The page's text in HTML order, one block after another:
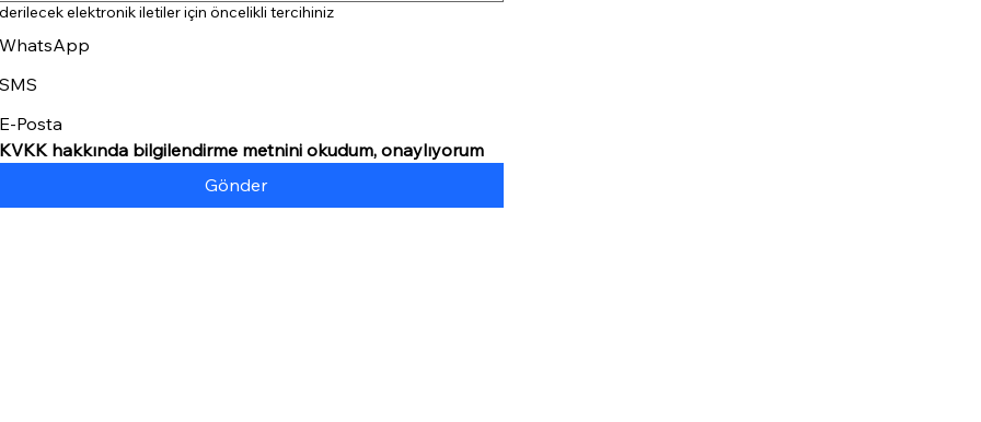
elektronik iletiler için öncelikli tercihiniz
WhatsApp
SMS
E-Posta
KVKK hakkında bilgilendirme metnini okudum, onaylıyorum
Gönder